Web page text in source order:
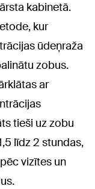
kabinetā.
kur
ūdeņraža
zobus.
ar
tieši uz zobu
līdz 2 stundas,
vizītes un